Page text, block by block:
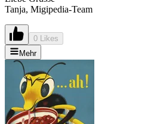
Tanja, Migipedia-Team
0 Likes
Mehr